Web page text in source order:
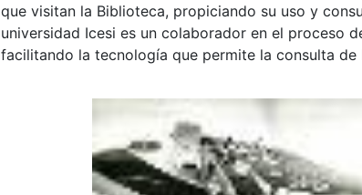
que visitan la Biblioteca, propiciando su uso y
universidad Icesi es un colaborador en el proceso
facilitando la tecnología que permite la consulta de